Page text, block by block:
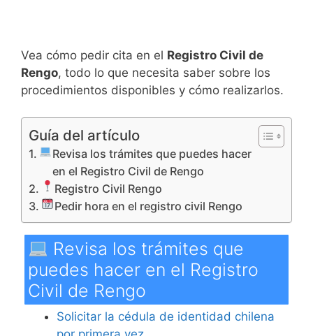
Vea cómo pedir cita en el Registro Civil de
Rengo, todo lo que necesita saber sobre los
procedimientos disponibles y cómo realizarlos.
Guía del artículo
Revisa los trámites que puedes hacer
en el Registro Civil de Rengo
Registro Civil Rengo
Pedir hora en el registro civil Rengo
Revisa los trámites que
puedes hacer en el Registro
Civil de Rengo
Solicitar la cédula de identidad chilena